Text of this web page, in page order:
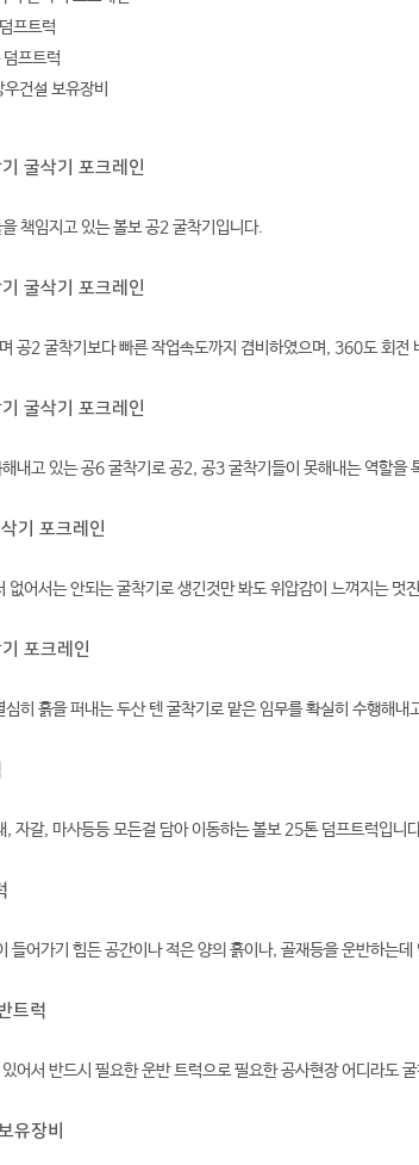
프트럭
프트럭
건설 보유장비
굴삭기 포크레인
책임지고 있는 볼보 공2 굴착기입니다.
굴삭기 포크레인
공2 굴착기보다 빠른 작업속도까지 겸비하였으며, 360도 회전
굴삭기 포크레인
내고 있는 공6 굴착기로 공2, 공3 굴착기들이 못해내는 역할을
기 포크레인
없어서는 안되는 굴착기로 생긴것만 봐도 위압감이 느껴지는 멋
포크레인
히 흙을 퍼내는 두산 텐 굴착기로 맡은 임무를 확실히 수행해내
, 자갈, 마사등등 모든걸 담아 이동하는 볼보 25톤 덤프트럭입니
들어가기 힘든 공간이나 적은 양의 흙이나, 골재등을 운반하는
트럭
어서 반드시 필요한 운반 트럭으로 필요한 공사현장 어디라도
유장비